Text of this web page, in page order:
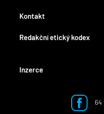
Kontakt
Redakční etický kodex
Inzerce